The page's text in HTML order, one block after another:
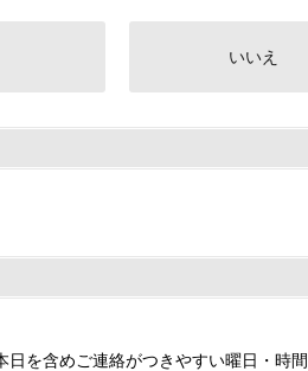
いいえ
を含めご連絡がつきやすい曜日・時